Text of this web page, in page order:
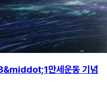
만세운동 기념